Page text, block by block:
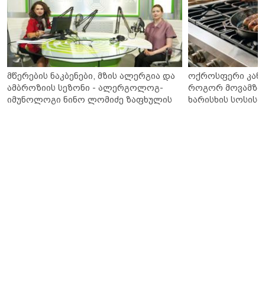
მწერების ნაკბენები, მზის ალერგია და
ამბროზიის სეზონი - ალერგოლოგ-
იმუნოლოგი ნინო ლომიძე ზაფხულის
ოქროსფერი კანი
როგორ
ხარისხის სოსისი